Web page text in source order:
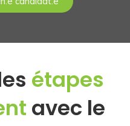
étapes
avec le